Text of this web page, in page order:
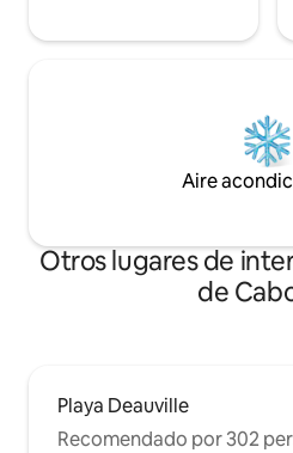
Aire
Otros lugares de
de
Playa Deauville
Recomendado por 302